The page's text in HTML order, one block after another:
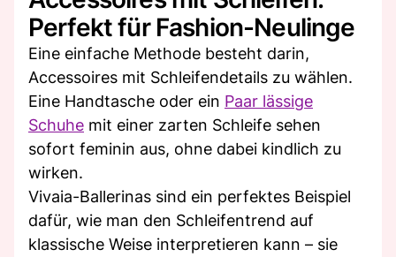
Perfekt für Fashion-Neulinge
Eine einfache Methode besteht darin,
Accessoires mit Schleifendetails zu wählen.
Eine Handtasche oder ein Paar lässige
Schuhe mit einer zarten Schleife sehen
sofort feminin aus, ohne dabei kindlich zu
wirken.
Vivaia-Ballerinas sind ein perfektes Beispiel
dafür, wie man den Schleifentrend auf
klassische Weise interpretieren kann – sie